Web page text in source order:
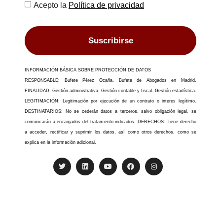
Acepto la Política de privacidad
Suscribirse
INFORMACIÓN BÁSICA SOBRE PROTECCIÓN DE DATOS
RESPONSABLE: Bufete Pérez Ocaña. Bufete de Abogados en Madrid.
FINALIDAD: Gestión administrativa. Gestión contable y fiscal. Gestión estadística.
LEGITIMACIÓN: Legitimación por ejecución de un contrato o interes legítimo.
DESTINATARIOS: No se cederán datos a terceros, salvo obligación legal, se
comunicarán a encargados del tratamiento indicados. DERECHOS: Tiene derecho
a acceder, rectificar y suprimir los datos, así como otros derechos, como se
explica en la información adicional.